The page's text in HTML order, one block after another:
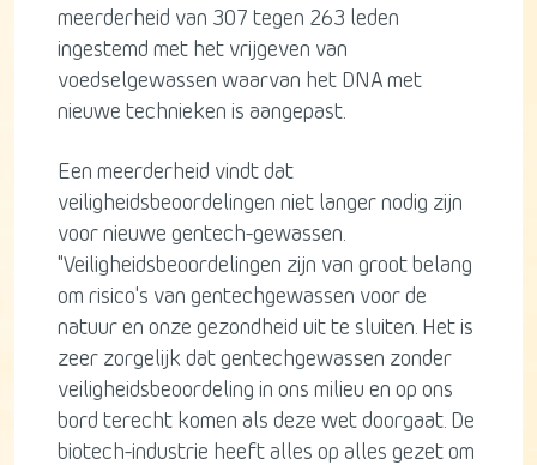
meerderheid van 307 tegen 263 leden
ingestemd met het vrijgeven van
voedselgewassen waarvan het DNA met
nieuwe technieken is aangepast.
Een meerderheid vindt dat
veiligheidsbeoordelingen niet langer nodig zijn
voor nieuwe gentech-gewassen.
"Veiligheidsbeoordelingen zijn van groot belang
om risico's van gentechgewassen voor de
natuur en onze gezondheid uit te sluiten. Het is
zeer zorgelijk dat gentechgewassen zonder
veiligheidsbeoordeling in ons milieu en op ons
bord terecht komen als deze wet doorgaat. De
biotech-industrie heeft alles op alles gezet om